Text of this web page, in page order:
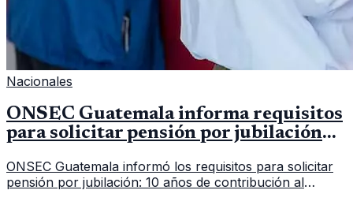
Nacionales
ONSEC Guatemala informa requisitos
para solicitar pensión por jubilación
ONSEC Guatemala informó los requisitos para solicitar
pensión por jubilación: 10 años de contribución al